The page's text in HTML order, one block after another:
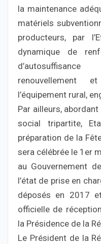
la maintenance
matériels
producteurs, par
dynamique de
renouvellement
l’équipement rural,
Par ailleurs,
social tripartite,
préparation de la
sera célébrée le 1er
au Gouvernement
l’état de prise en
déposés en 2017
officielle de
la Présidence de la
Le Président de la